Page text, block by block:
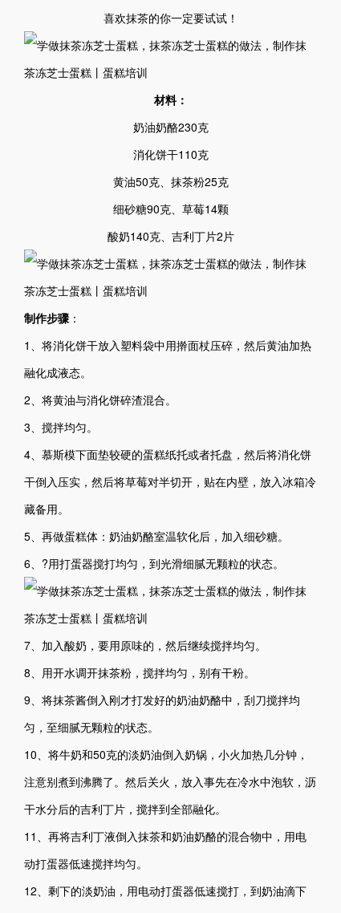
喜欢抹茶的你一定要试试！
材料：
奶油奶酪230克
消化饼干110克
黄油50克、抹茶粉25克
细砂糖90克、草莓14颗
酸奶140克、吉利丁片2片
制作步骤 ：
1、将消化饼干放入塑料袋中用擀面杖压碎，然后黄油加热
融化成液态。
2、将黄油与消化饼碎渣混合。
3、搅拌均匀。
4、慕斯模下面垫较硬的蛋糕纸托或者托盘，然后将消化饼
干倒入压实，然后将草莓对半切开，贴在内壁，放入冰箱冷
藏备用。
5、再做蛋糕体：奶油奶酪室温软化后，加入细砂糖。
6、?用打蛋器搅打均匀，到光滑细腻无颗粒的状态。
7、加入酸奶，要用原味的，然后继续搅拌均匀。
8、用开水调开抹茶粉，搅拌均匀，别有干粉。
9、将抹茶酱倒入刚才打发好的奶油奶酪中，刮刀搅拌均
匀，至细腻无颗粒的状态。
10、将牛奶和50克的淡奶油倒入奶锅，小火加热几分钟，
注意别煮到沸腾了。然后关火，放入事先在冷水中泡软，沥
干水分后的吉利丁片，搅拌到全部融化。
11、再将吉利丁液倒入抹茶和奶油奶酪的混合物中，用电
动打蛋器低速搅拌均匀。
12、剩下的淡奶油，用电动打蛋器低速搅打，到奶油滴下